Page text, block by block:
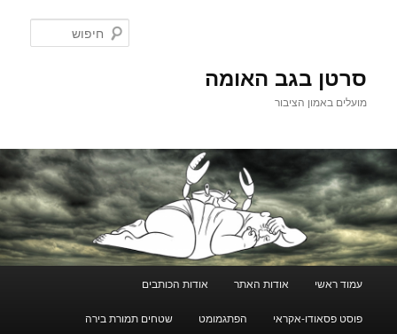
סרטן בגב האומה
מועלים באמון הציבור
עמוד ראשי אודות האתר אודות הכותבים
פוסט פסאודו-אקראי הפתגמומט שטחים תמורת בירה